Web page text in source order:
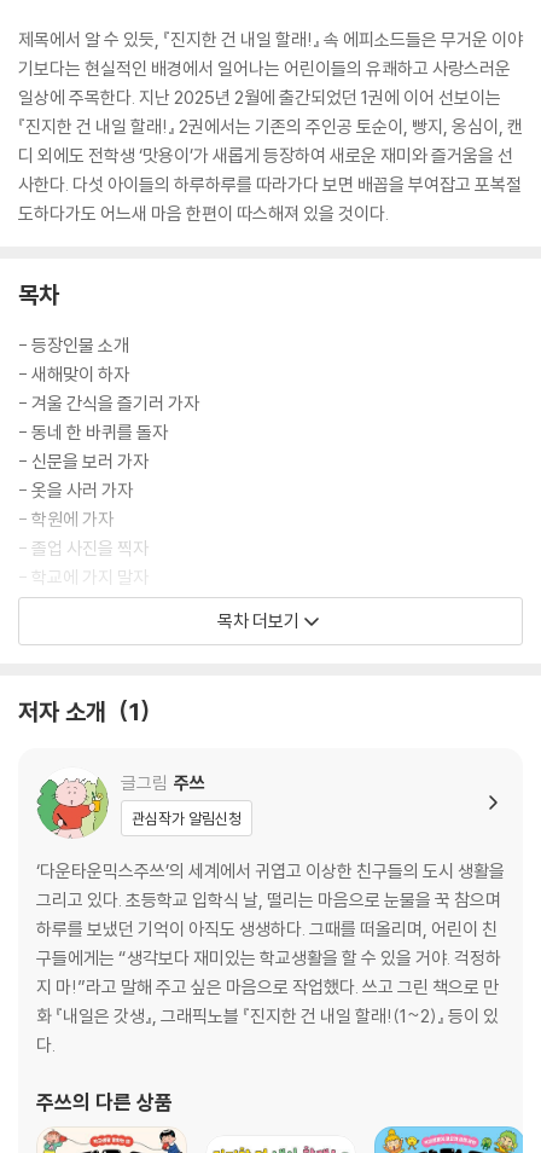
제목에서 알 수 있듯, 『진지한 건 내일 할래!』 속 에피소드들은 무거운 이야
기보다는 현실적인 배경에서 일어나는 어린이들의 유쾌하고 사랑스러운
일상에 주목한다. 지난 2025년 2월에 출간되었던 1권에 이어 선보이는
『진지한 건 내일 할래!』 2권에서는 기존의 주인공 토순이, 빵지, 옹심이, 캔
디 외에도 전학생 ‘맛용이’가 새롭게 등장하여 새로운 재미와 즐거움을 선
사한다. 다섯 아이들의 하루하루를 따라가다 보면 배꼽을 부여잡고 포복절
도하다가도 어느새 마음 한편이 따스해져 있을 것이다.
목차
- 등장인물 소개
- 새해맞이 하자
- 겨울 간식을 즐기러 가자
- 동네 한 바퀴를 돌자
- 신문을 보러 가자
- 옷을 사러 가자
- 학원에 가자
- 졸업 사진을 찍자
- 학교에 가지 말자
- 혼자서 가 보자
- 시를 쓰자
- 고향에 가자 (미연재 에피소드)
- 에필로그) 학교에 가자
목차 더보기
저자 소개 1
글그림 주쓰
관심작가 알림신청
‘다운타운믹스주쓰’의 세계에서 귀엽고 이상한 친구들의 도시 생활을
그리고 있다. 초등학교 입학식 날, 떨리는 마음으로 눈물을 꾹 참으며
하루를 보냈던 기억이 아직도 생생하다. 그때를 떠올리며, 어린이 친
구들에게는 “생각보다 재미있는 학교생활을 할 수 있을 거야. 걱정하
지 마!”라고 말해 주고 싶은 마음으로 작업했다. 쓰고 그린 책으로 만
화 『내일은 갓생』, 그래픽노블 『진지한 건 내일 할래!(1~2)』 등이 있
다.
주쓰의 다른 상품